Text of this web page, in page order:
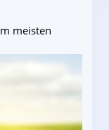
meisten